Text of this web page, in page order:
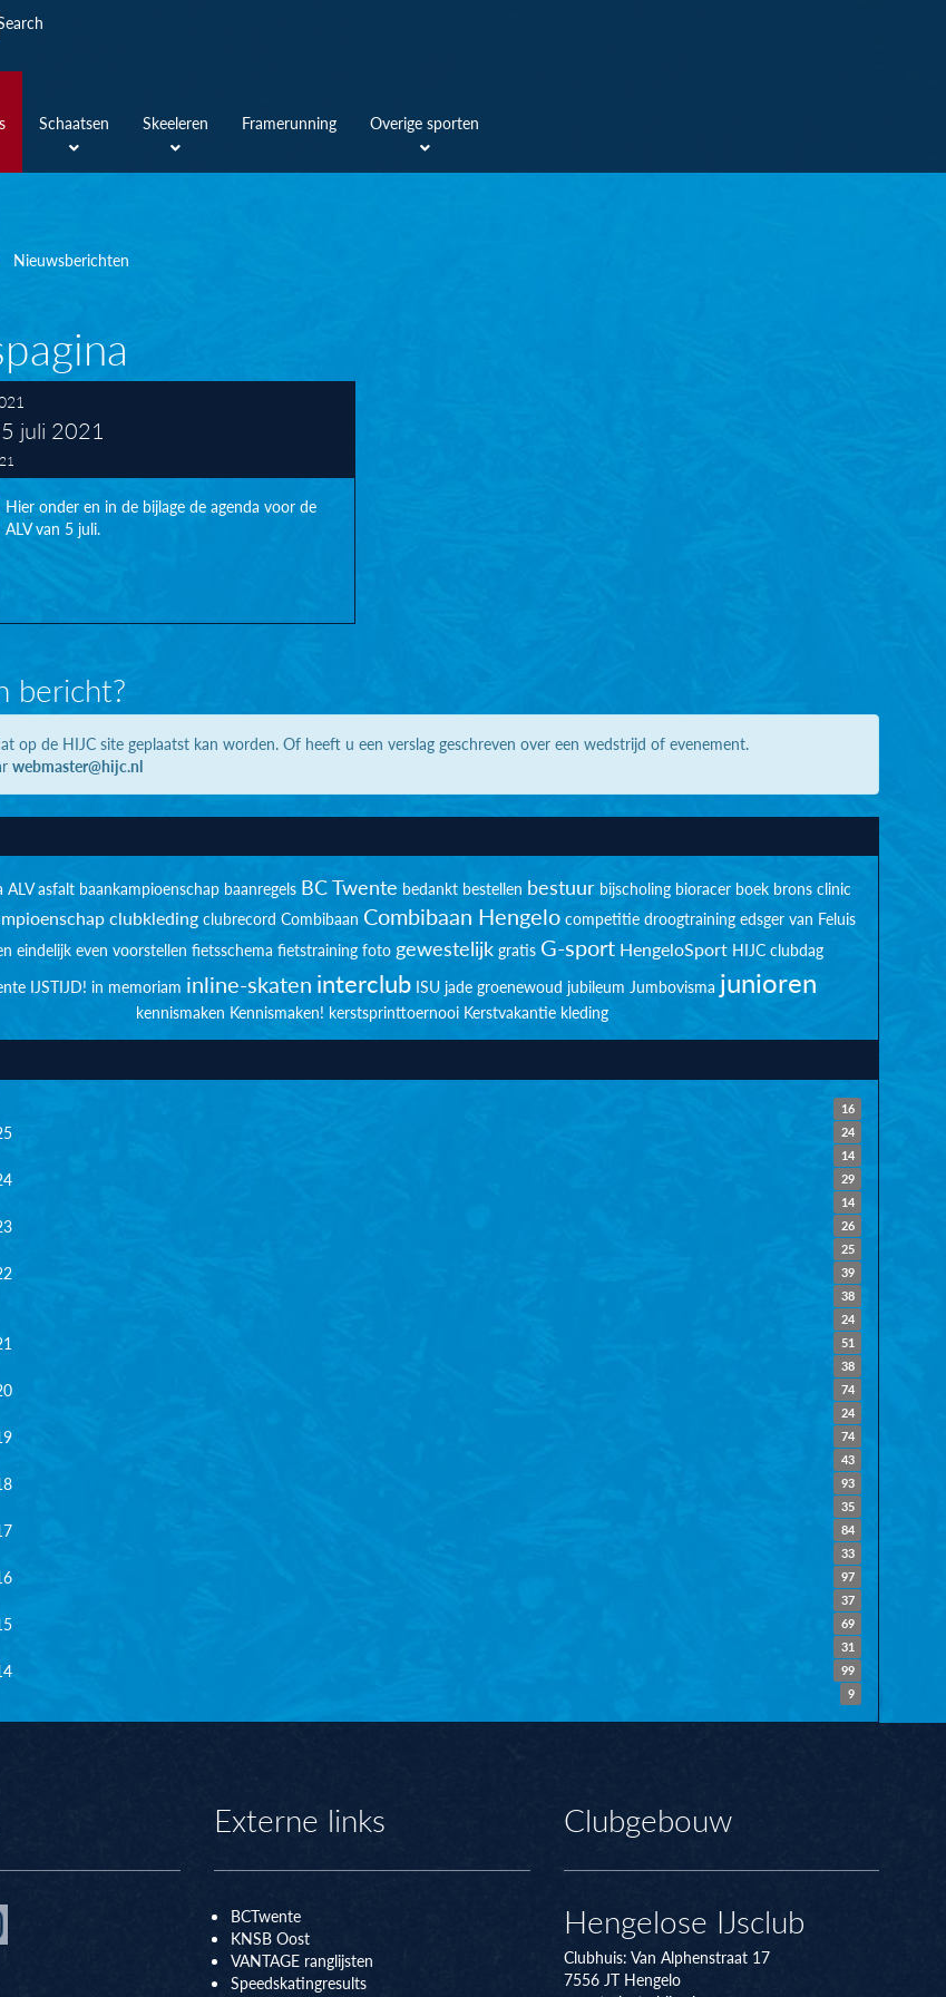
Search
Schaatsen Skeeleren Framerunning Overige sporten
Nieuwsberichten
juli 2021
Hier onder en in de bijlage de agenda voor de
ALV van 5 juli.
bericht?
op de HIJC site geplaatst kan worden. Of heeft u een verslag geschreven over een wedstrijd of evenement.
webmaster@hijc.nl
ALV asfalt baankampioenschap baanregels BC Twente bedankt bestellen bestuur bijscholing bioracer boek brons clinic
clubkleding clubrecord Combibaan Combibaan Hengelo competitie droogtraining edsger van Feluis
eindelijk even voorstellen fietsschema fietstraining foto gewestelijk gratis G-sport HengeloSport HIJC clubdag
IJSTIJD! in memoriam inline-skaten interclub ISU jade groenewoud jubileum Jumbovisma junioren
kennismaken Kennismaken! kerstsprinttoernooi Kerstvakantie kleding
16
24
14
29
14
26
25
39
38
24
51
38
74
24
74
43
93
35
84
33
97
37
69
31
99
9
Externe links
BCTwente
KNSB Oost
VANTAGE ranglijsten
Speedskatingresults
Clubgebouw
Hengelose IJsclub
Clubhuis: Van Alphenstraat 17
7556 JT Hengelo